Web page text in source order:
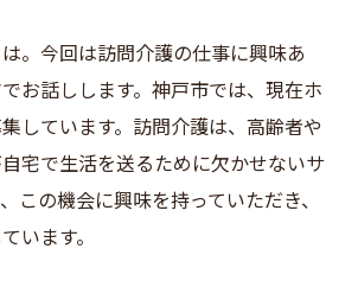
。今回は訪問介護の仕事に興味あ
お話しします。神戸市では、現在ホ
しています。訪問介護は、高齢者や
宅で生活を送るために欠かせないサ
この機会に興味を持っていただき、
います。